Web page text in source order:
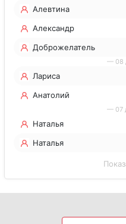
Алевтина
Александр
Доброжелатель
— 08
Лариса
Анатолий
— 07
Наталья
Наталья